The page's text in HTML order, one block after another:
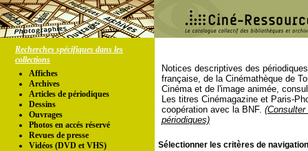
Recherches spécifiques dans les
collections
Affiches
Archives
Articles de périodiques
Dessins
Ouvrages
Photos en accés réservé
Revues de presse
Vidéos (DVD et VHS)
Notices descriptives des
française, de la Cinémathèque de
Cinéma et de l'image animée,
Les titres Cinémagazine et Paris-
coopération avec la BNF.
périodiques)
Sélectionner les critères de